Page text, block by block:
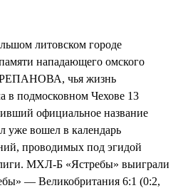
литовском городе
нападающего омского
чья жизнь
в подмосковном Чехове 13
официальное название
уже вошел в календарь
проводимых под эгидой
МХЛ-Б «Ястребы» выиграли
— Великобритания 6:1 (0:2,